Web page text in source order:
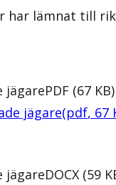
har lämnat till
jägarePDF (67 KB)
jägare(pdf, 67
jägareDOCX (59